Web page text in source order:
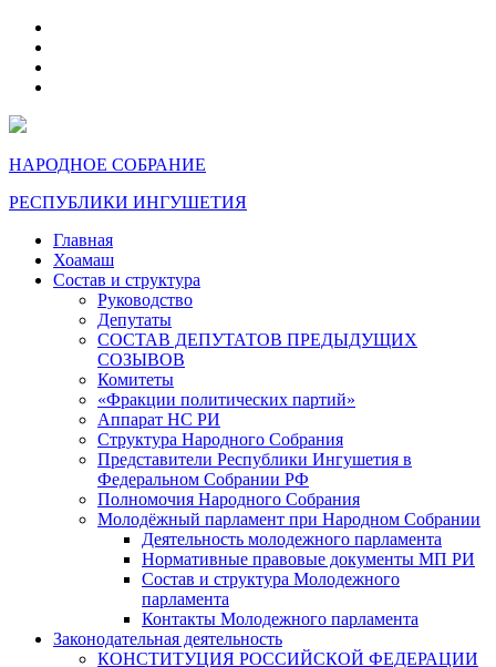
НАРОДНОЕ СОБРАНИЕ
РЕСПУБЛИКИ ИНГУШЕТИЯ
Главная
Хоамаш
Состав и структура
Руководство
Депутаты
СОСТАВ ДЕПУТАТОВ ПРЕДЫДУЩИХ
СОЗЫВОВ
Комитеты
«Фракции политических партий»
Аппарат НС РИ
Структура Народного Собрания
Представители Республики Ингушетия в
Федеральном Собрании РФ
Полномочия Народного Собрания
Молодёжный парламент при Народном Собрании
Деятельность молодежного парламента
Нормативные правовые документы МП РИ
Состав и структура Молодежного
парламента
Контакты Молодежного парламента
Законодательная деятельность
КОНСТИТУЦИЯ РОССИЙСКОЙ ФЕДЕРАЦИИ